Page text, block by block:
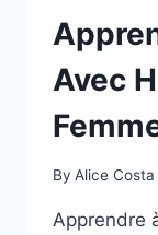
Avec
By Alice Costa
Apprendre